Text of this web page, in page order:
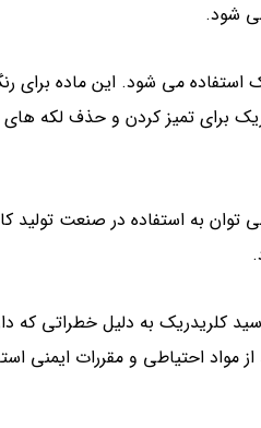
شود.
می شود. این ماده برای
برای تمیز کردن و حذف لکه
توان به استفاده در صنعت
کلریدریک به دلیل خطراتی
مواد احتیاطی و مقررات ایمنی